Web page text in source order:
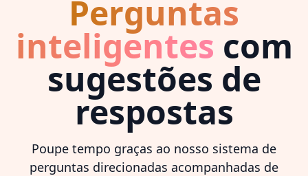
Perguntas
inteligentes com
sugestões de
respostas
Poupe tempo graças ao nosso sistema de
perguntas direcionadas acompanhadas de